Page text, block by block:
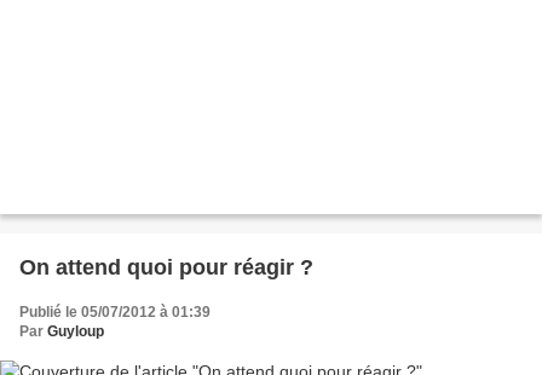
On attend quoi pour réagir ?
Publié le 05/07/2012 à 01:39
Par Guyloup